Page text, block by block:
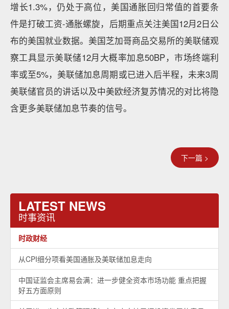
增长1.3%，仍处于高位，美国通胀回归常值的首要条
件是打破工资-通胀螺旋，后期重点关注美国12月2日公
布的美国就业数据。美国芝加哥商品交易所的美联储观
察工具显示美联储12月大概率加息50BP，市场终端利
率或至5%，美联储加息周期或已进入后半程，未来3周
美联储官员的讲话以及中美欧经济复苏情况的对比将隐
含更多美联储加息节奏的信号。
下一篇 >
LATEST NEWS
时事资讯
时政财经
从CPI细分项看美国通胀及美联储加息走向
中国证监会主席易会满：进一步健全资本市场功能 重点把握
好五方面原则